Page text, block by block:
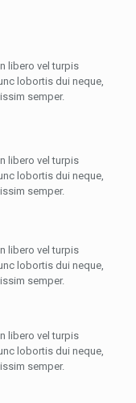
libero vel turpis
lobortis dui neque,
semper.
libero vel turpis
lobortis dui neque,
semper.
libero vel turpis
lobortis dui neque,
semper.
libero vel turpis
lobortis dui neque,
semper.